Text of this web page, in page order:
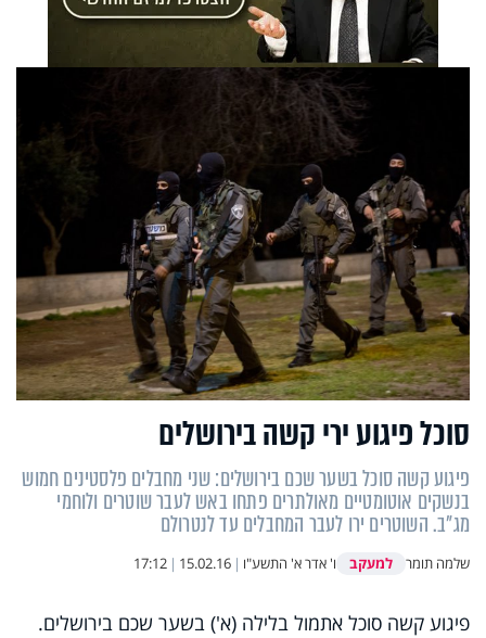
סוכל פיגוע ירי קשה בירושלים
פיגוע קשה סוכל בשער שכם בירושלים: שני מחבלים פלסטינים חמוש
בנשקים אוטומטיים מאולתרים פתחו באש לעבר שוטרים ולוחמי
מג"ב. השוטרים ירו לעבר המחבלים עד לנטרולם
שלמה תומר למעקב ו' אדר א' התשע"ו |
15.02.16
|
17:12
פיגוע קשה סוכל אתמול בלילה (א') בשער שכם בירושלים.